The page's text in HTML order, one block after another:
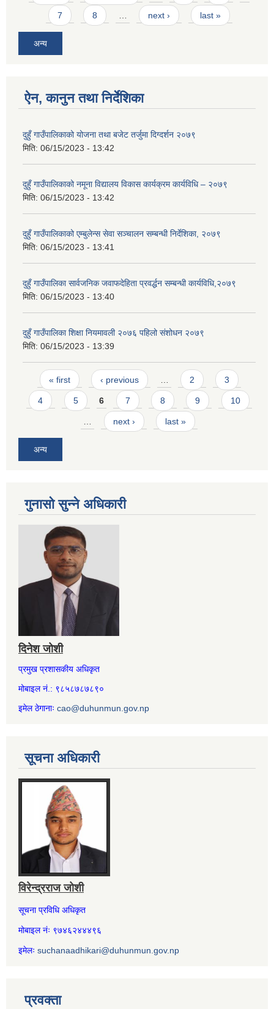
7 8 next › last »
अन्य
ऐन, कानुन तथा निर्देशिका
दुहुँ गाउँपालिकाको योजना तथा बजेट तर्जुमा दिग्दर्शन २०७९
मिति: 06/15/2023 - 13:42
दुहुँ गाउँपालिकाको नमूना विद्यालय विकास कार्यक्रम कार्यविधि – २०७९
मिति: 06/15/2023 - 13:42
दुहुँ गाउँपालिकाको एम्बुलेन्स सेवा सञ्चालन सम्बन्धी निर्देशिका, २०७९
मिति: 06/15/2023 - 13:41
दुहुँ गाउँपालिका सार्वजनिक जवाफदेहिता प्रवर्द्धन सम्बन्धी कार्यविधि,२०७९
मिति: 06/15/2023 - 13:40
दुहुँ गाउँपालिका शिक्षा नियमावली २०७६ पहिलो संशोधन २०७९
मिति: 06/15/2023 - 13:39
Pages
« first ‹ previous 2 3
4 5 6 7 8 9 10
next › last »
अन्य
गुनासो सुन्ने अधिकारी
दिनेश जोशी
प्रमुख प्रशासकीय अधिकृत
मोबाइल नं.: ९८५८७८७८९०
इमेल ठेगानाः cao@duhunmun.gov.np
सूचना अधिकारी
विरेन्द्रराज जोशी
सूचना प्रविधि अधिकृत
मोबाइल नंः ९७४६२४४४९६
इमेलः suchanaadhikari@duhunmun.gov.np
प्रवक्ता